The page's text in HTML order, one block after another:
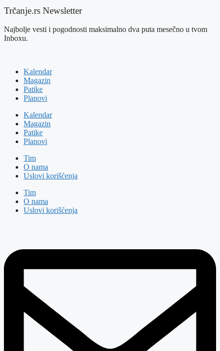
Trčanje.rs Newsletter
Najbolje vesti i pogodnosti maksimalno dva puta mesečno u tvom
Inboxu.
Kalendar
Magazin
Patike
Planovi
Kalendar
Magazin
Patike
Planovi
Tim
O nama
Uslovi korišćenja
Tim
O nama
Uslovi korišćenja